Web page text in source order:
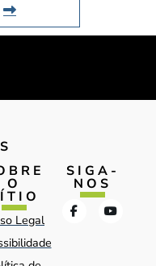
O
Legal
SIGA-
NOS